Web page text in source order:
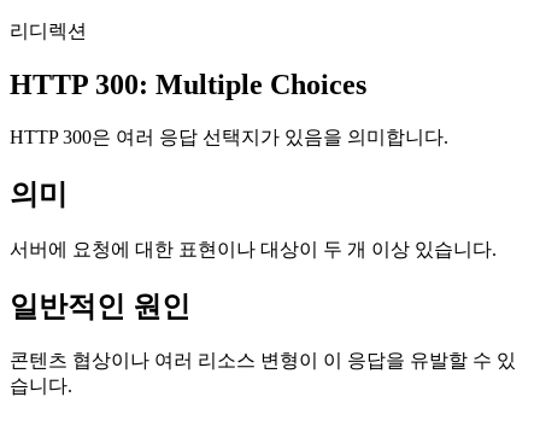
리디렉션
HTTP 300: Multiple Choices
HTTP 300은 여러 응답 선택지가 있음을 의미합니다.
의미
서버에 요청에 대한 표현이나 대상이 두 개 이상 있습니다.
일반적인 원인
콘텐츠 협상이나 여러 리소스 변형이 이 응답을 유발할 수 있
습니다.